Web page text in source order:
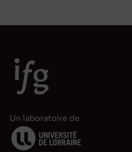
Un laboratoire de